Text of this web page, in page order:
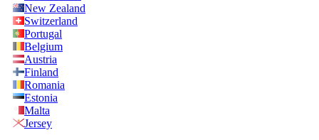
New Zealand
Switzerland
Portugal
Belgium
Austria
Finland
Romania
Estonia
Malta
Jersey